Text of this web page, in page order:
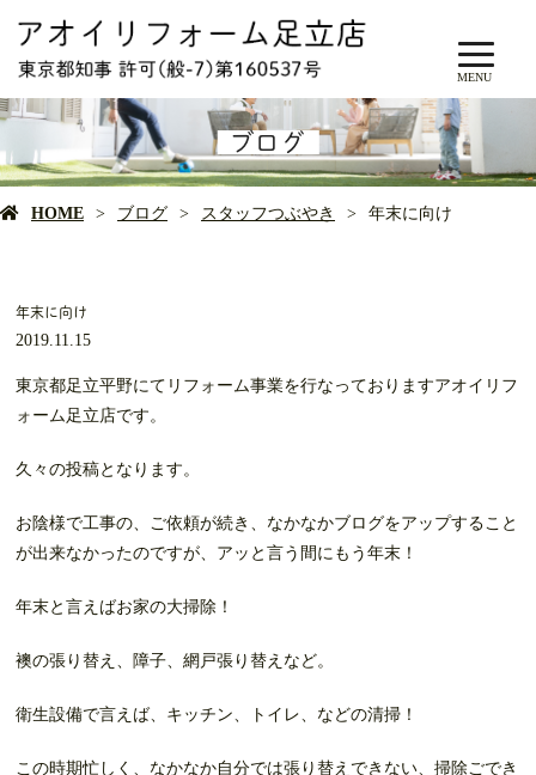
MENU
ブログ
HOME ブログ スタッフつぶやき 年末に向け
年末に向け
2019.11.15
東京都足立平野にてリフォーム事業を行なっておりますアオイリフ
ォーム足立店です。
久々の投稿となります。
お陰様で工事の、ご依頼が続き、なかなかブログをアップすること
が出来なかったのですが、アッと言う間にもう年末！
年末と言えばお家の大掃除！
襖の張り替え、障子、網戸張り替えなど。
衛生設備で言えば、キッチン、トイレ、などの清掃！
この時期忙しく、なかなか自分では張り替えできない、掃除ごでき